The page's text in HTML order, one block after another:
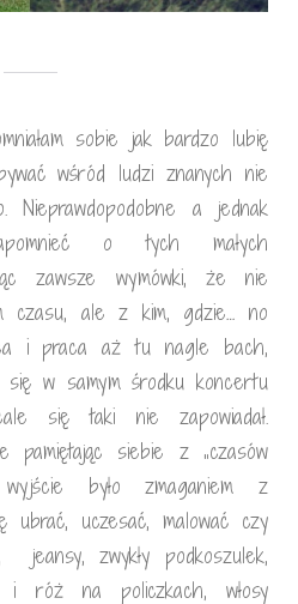
sobie jak bardzo lubię
wśród ludzi znanych nie
Nieprawdopodobne a jednak
o tych małych
zawsze wymówki, że nie
czasu, ale z kim, gdzie… no
i praca aż tu nagle bach,
się w samym środku koncertu
się taki nie zapowiadał.
pamiętając siebie z „czasów
było zmaganiem z
uczesać, malować czy
zwykły podkoszulek,
i róż na policzkach, włosy